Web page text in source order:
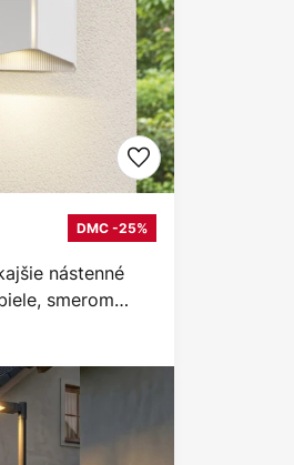
nástenné
smerom
DMC -25%